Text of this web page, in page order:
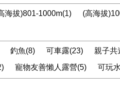
海拔)801-1000m(1)
(高海拔
釣魚(8) 可車露(23) 親子共
寵物友善懶人露營(5) 可玩